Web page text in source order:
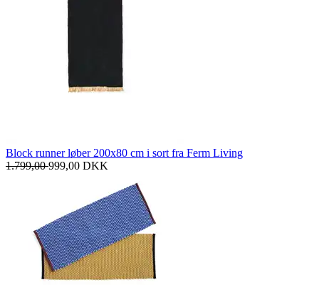
Block runner løber 200x80 cm i sort fra Ferm Living
1.799,00999,00 DKK